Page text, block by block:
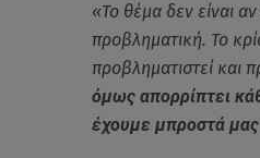
«Το θέμα δεν είναι
προβληματική. Το
προβληματιστεί και
όμως απορρίπτει
έχουμε μπροστά